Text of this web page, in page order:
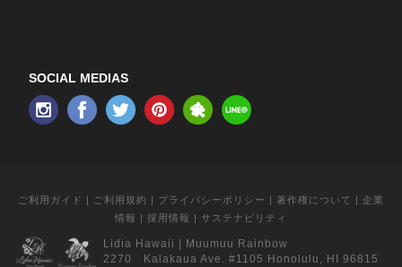
SOCIAL MEDIAS
ご利用ガイド | ご利用規約 | プライバシーポリシー | 著作権について | 企業
情報 | 採用情報 | サステナビリティ
Lidia Hawaii
Muumuu Rainbow
2270 Kalakaua Ave. #1105 Honolulu, HI 96815